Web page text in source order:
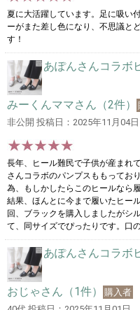
夏に大活躍しています。足に吸い
ーがまた差し色になり、不思議と
す！
あぽんさんコラボ
みーくんママさん（2件）
非公開 投稿日：2025年11月04日
長年、ヒール難民で子供が産まれ
さんコラボのパンプスももってお
為、もしかしたらこのヒールなら
結果、ほんとに今まで履いたヒー
回、ブラックを購入しましたがシ
て、同サイズでぴったりです。口
あぽんさんコラボ
おじゃさん（1件）
購入者